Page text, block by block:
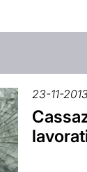
23-11-2013